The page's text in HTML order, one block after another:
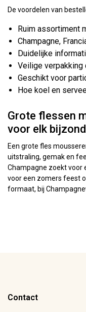
De voordelen van
Ruim assortiment
Champagne,
Duidelijke
Veilige verpakking
Geschikt voor
Hoe koel en
Grote flessen
voor elk
Een grote fles
uitstraling, gemak en
Champagne zoekt voor
voor een zomers feest
formaat, bij
Contact